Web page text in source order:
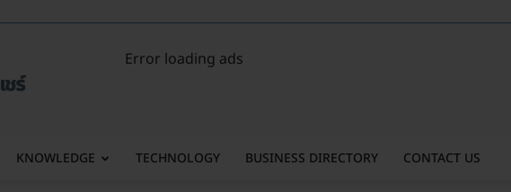
Error loading ads
KNOWLEDGE TECHNOLOGY BUSINESS DIRECTORY CONTACT US